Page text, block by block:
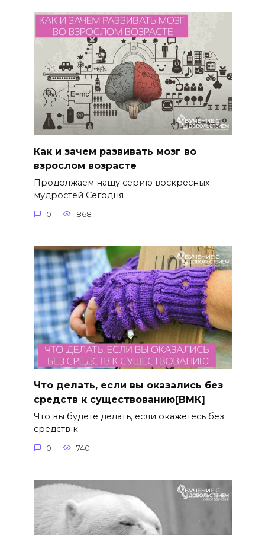
Как и зачем развивать мозг во
взрослом возрасте
Продолжаем нашу серию воскресных
мудростей Сегодня
0 868
Что делать, если вы оказались без
средств к существованию[ВМК]
Что вы будете делать, если окажетесь без
средств к
0 740